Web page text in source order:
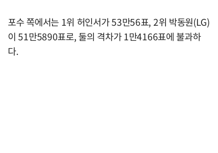
포수 쪽에서는 1위 허인서가 53만56표, 2위 박동원(LG)
이 51만5890표로, 둘의 격차가 1만4166표에 불과하
다.